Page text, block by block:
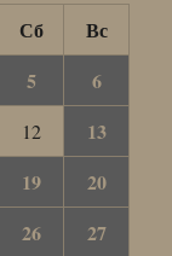
Сб
Вс
5
6
12
13
19
20
26 27